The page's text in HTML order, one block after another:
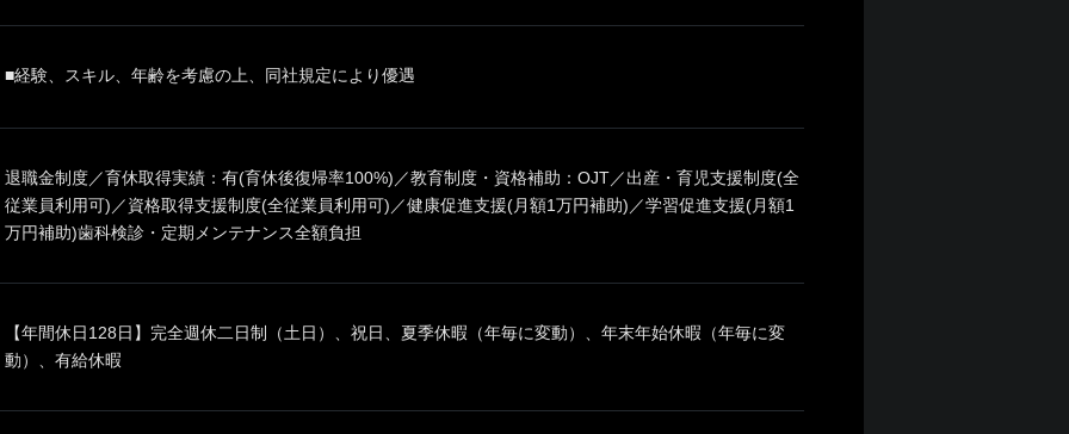
■経験、スキル、年齢を考慮の上、同社規定により優遇
退職金制度／育休取得実績：有(育休後復帰率100%)／教育制度・資格補助：OJT／出産・育児支援制度(全
従業員利用可)／資格取得支援制度(全従業員利用可)／健康促進支援(月額1万円補助)／学習促進支援(月額1
万円補助)歯科検診・定期メンテナンス全額負担
【年間休日128日】完全週休二日制（土日）、祝日、夏季休暇（年毎に変動）、年末年始休暇（年毎に変
動）、有給休暇